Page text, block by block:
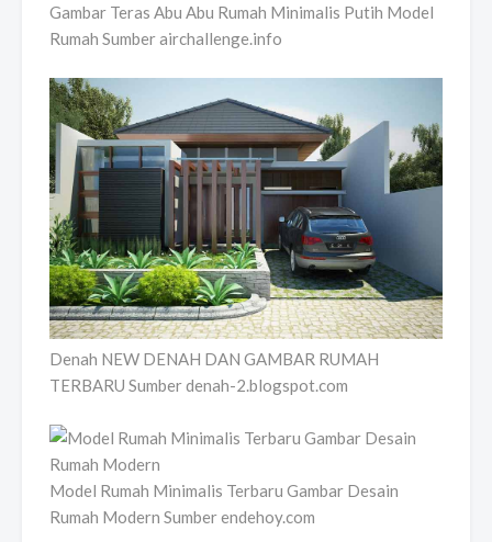
Gambar Teras Abu Abu Rumah Minimalis Putih Model
Rumah Sumber airchallenge.info
Denah NEW DENAH DAN GAMBAR RUMAH
TERBARU Sumber denah-2.blogspot.com
Model Rumah Minimalis Terbaru Gambar Desain
Rumah Modern Sumber endehoy.com